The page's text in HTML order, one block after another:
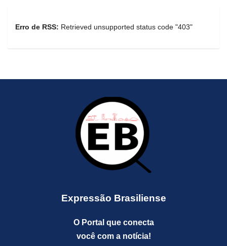
Erro de RSS: Retrieved unsupported status code "403"
Expressão Brasiliense
O Portal que conecta
você com a notícia!